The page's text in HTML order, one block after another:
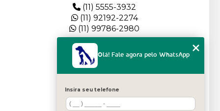
(11) 5555-3932
(11) 92192-2274
(11) 99786-2980
QUEM SOMOS
BLOG
Olá! Fale agora pelo WhatsApp
Insira seu telefone